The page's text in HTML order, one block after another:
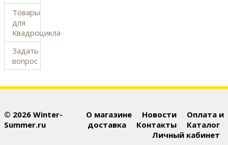
Товары
для
Квадроцикла
Задать
вопрос
О магазине Новости
Оплата и
доставка
Контакты
Каталог
Личный кабинет
© 2026 Winter-
Summer.ru